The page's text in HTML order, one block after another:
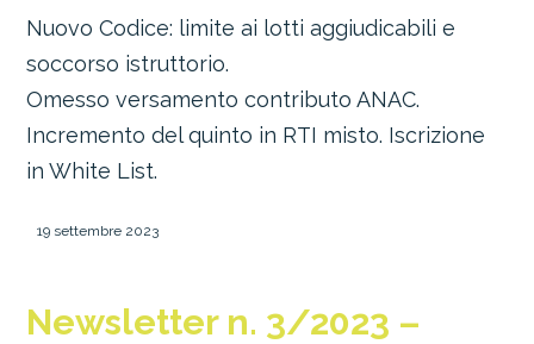
Nuovo Codice: limite ai lotti aggiudicabili e
soccorso istruttorio.
Omesso versamento contributo ANAC.
Incremento del quinto in RTI misto. Iscrizione
in White List.
19 settembre 2023
Newsletter n. 3/2023 –